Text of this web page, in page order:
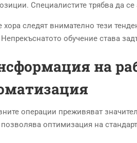
Специалистите трябва да
хора следят внимателно тези
обучение става
на
операции преживяват
позволява оптимизация на